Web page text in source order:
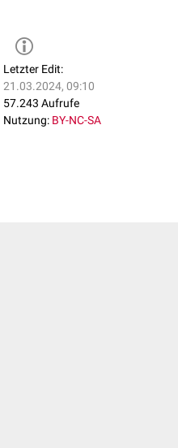
Letzter Edit:
21.03.2024, 09:10
57.243 Aufrufe
Nutzung: BY-NC-SA